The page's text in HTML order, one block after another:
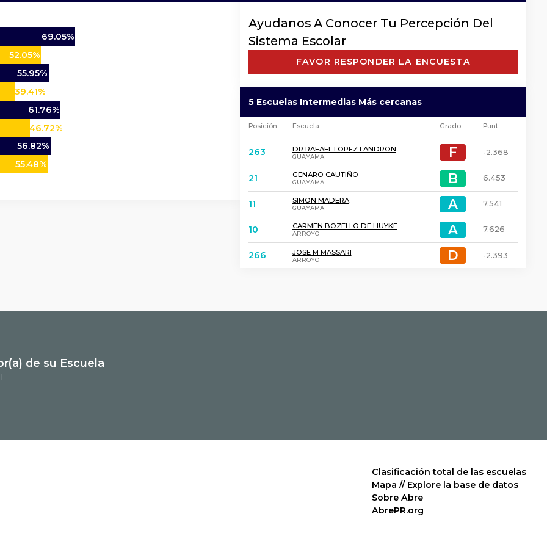
69.05%
52.05%
55.95%
39.41%
61.76%
46.72%
56.82%
55.48%
Ayudanos A Conocer Tu Percepción Del
Sistema Escolar
FAVOR RESPONDER LA ENCUESTA
5 Escuelas Intermedias Más cercanas
Posición Escuela Grado Punt.
263 DR RAFAEL LOPEZ LANDRON
GUAYAMA F
F -2.368
21 GENARO CAUTIÑO
GUAYAMA B
B 6.453
11 SIMON MADERA
GUAYAMA A
A 7.541
10 CARMEN BOZELLO DE HUYKE
ARROYO A
A 7.626
266 JOSE M MASSARI
ARROYO D
D -2.393
de su Escuela
Clasificación total de las escuelas
Mapa // Explore la base de datos
Sobre Abre
AbrePR.org